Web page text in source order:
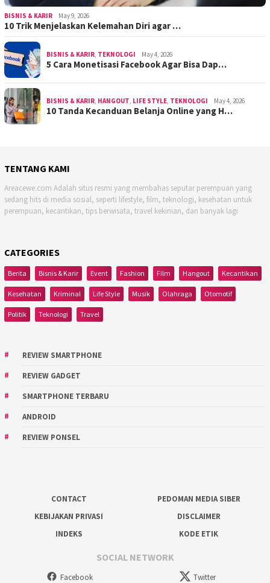
BISNIS & KARIR May 9, 2026
10 Trik Menjelaskan Kelemahan Diri agar …
BISNIS & KARIR TEKNOLOGI May 4, 2026
5 Cara Monetisasi Facebook Agar Bisa Dap…
BISNIS & KARIR HANGOUT LIFE STYLE TEKNOLOGI May 4, 2026
10 Tanda Kecanduan Belanja Online yang H…
TENTANG KAMI
Areacewe.com Adalah situs resmi yang membahas seputar perempuan yang
sedang hits di media sosial, seperti lifestyle, film, teknologi, kesehatan untuk
perempuan, kecantikan, tips berwisata, travel kekinian, dan banyak lagi
CATEGORIES
Berita Bisnis & Karir Event Fashion Film Hangout Kecantikan
Kesehatan Kriminal Life Style Musik Olahraga Otomotif
Politik Teknologi Travel
REVIEW SMARTPHONE
REVIEW GADGET
SMARTPHONE TERBARU
ANDROID
REVIEW PONSEL
CONTACT
PEDOMAN MEDIA SIBER
KEBIJAKAN PRIVASI
DISCLAIMER
INDEKS
KODE ETIK
SOCIAL NETWORK
Facebook Twitter